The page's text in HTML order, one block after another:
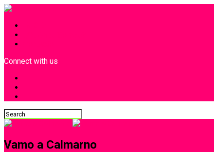
Connect with us
Vamo a Calmarno